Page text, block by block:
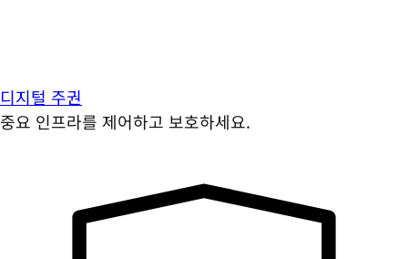
디지털 주권
중요 인프라를 제어하고 보호하세요.